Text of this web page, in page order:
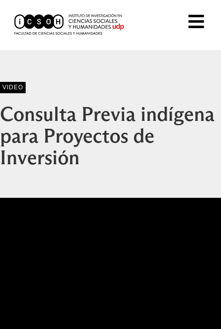
VIDEO
Consulta Previa indígena
para Proyectos de
Inversión